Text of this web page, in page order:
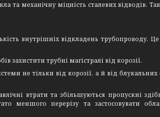
та механічну міцність сталевих відводів.
внутрішніх відкладень трубопроводу. Це
захистити трубні магістралі від корозії.
не тільки від корозії, а й від
втрати та збільшуються пропускні
меншого перерізу та застосовувати